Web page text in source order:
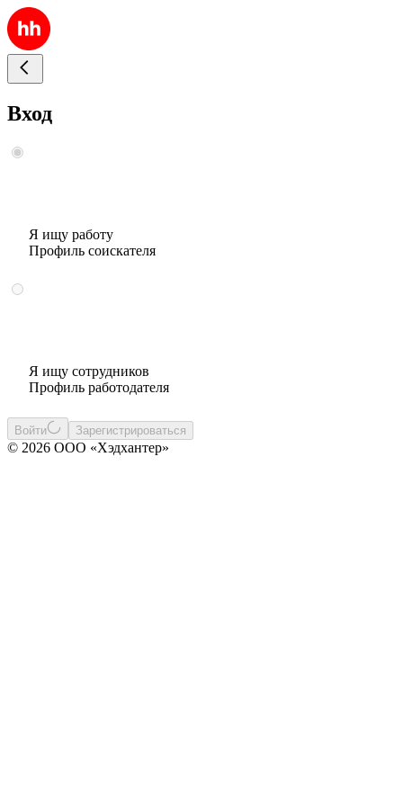
Вход
Я ищу работу
Профиль соискателя
Я ищу сотрудников
Профиль работодателя
Войти Зарегистрироваться
© 2026 ООО «Хэдхантер»